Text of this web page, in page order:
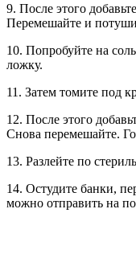
9. После этого
Перемешайте и
10. Попробуйте на
ложку.
11. Затем томите под
12. После этого
Снова перемешайте.
13. Разлейте по
14. Остудите банки,
можно отправить на